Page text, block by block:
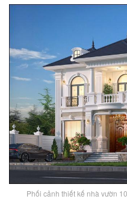
Phối cảnh thiết kế nhà vườn